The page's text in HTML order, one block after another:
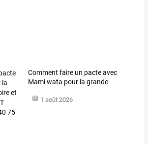
Comment faire un pacteavec
Mamiwata pour la grande
1 août 2026